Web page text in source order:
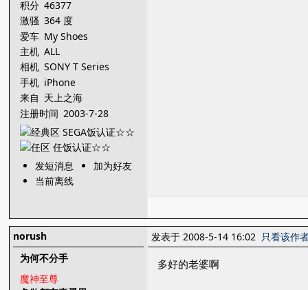
积分 46377
激骚 364 度
爱车 My Shoes
主机 ALL
相机 SONY T Series
手机 iPhone
来自 天上之海
注册时间 2003-7-28
发短消息
加为好友
当前离线
norush
为何不分手
魔神至尊
发表于 2008-5-14 16:02 只看该作
多好的老婆啊